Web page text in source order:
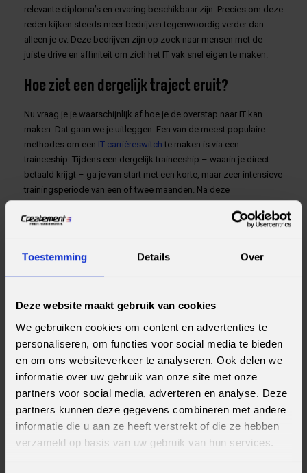
Toestemming Details Over
Deze website maakt gebruik van cookies
We gebruiken cookies om content en advertenties te
personaliseren, om functies voor social media te bieden
en om ons websiteverkeer te analyseren. Ook delen we
informatie over uw gebruik van onze site met onze
partners voor social media, adverteren en analyse. Deze
partners kunnen deze gegevens combineren met andere
informatie die u aan ze heeft verstrekt of die ze hebben
verzameld op basis van uw gebruik van hun services.
relevante diploma’s en ervaring beschikbaar zijn. Precies om deze
reden kijken steeds meer bedrijven tegenwoordig verder dan
alleen je cv. Deze bedrijven zijn op zoek naar mensen met de
juiste drive en affiniteit om zich het IT vak snel eigen te maken.
Hoe ziet een dergelijk traject eruit?
Nu vraag je je waarschijnlijk af hoe je de overstap naar IT kan
maken. Dat gaan we je uitleggen. Een van de meest populaire
methodes om een IT carrièreswitch te maken is via een
traineeship. Tijdens een dergelijk traineeship – waarin je direct
betaald krijgt – ga je van start met een korte, maar zeer intensieve
trainingsperiode van een of twee maanden. Na deze
trainingsperiode ben je klaar om een jaar lang aan de slag te gaan
als IT trainee bij het bedrijf, waar je jouw skills verder gaat
aanpassingsvermogen, leervermogen, communicatieve
vaardigheden en samenwerken naar een hoger niveau te tillen. Na
professional. Bij het bedrijf dat je inmiddels door en door kent en
met een vaste baan in de pocket.
Zij gingen je voor...
Dat je echt geen ervaring of opleiding hoeft te hebben, bewijzen
onze trainees. Uit de meest diverse uithoeken kloppen ze bij ons
aan. Zo was Robby jarenlang brandweerman maar moest hij het
werknoodgedwongen stopzetten, had Iris (voor velen) een
droombaanals dolfijnentrainster en vloog Yonatan